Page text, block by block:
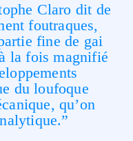
Claro dit de
foutraques,
fine de gai
la fois magnifié
du loufoque
qu’on